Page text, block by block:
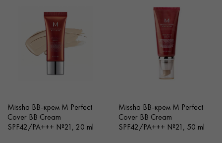
Постачальник косметики Sparcos – офіційний
дистриб’ютор провідних косметичних брендів світу. Ми
пропонуємо оптовий продаж косметики за вигідними
цінами для представників салонного та косметичного
бізнесу. Закупівля оптом можлива у будь-якій кількості,
водночас доступна доставка косметики по Києву та
Missha ВВ-крем M Perfect
Cover BB Cream
SPF42/PA+++ №21, 20 ml
Missha ВВ-крем M Perfect
Cover BB Cream
SPF42/PA+++ №21, 50 ml